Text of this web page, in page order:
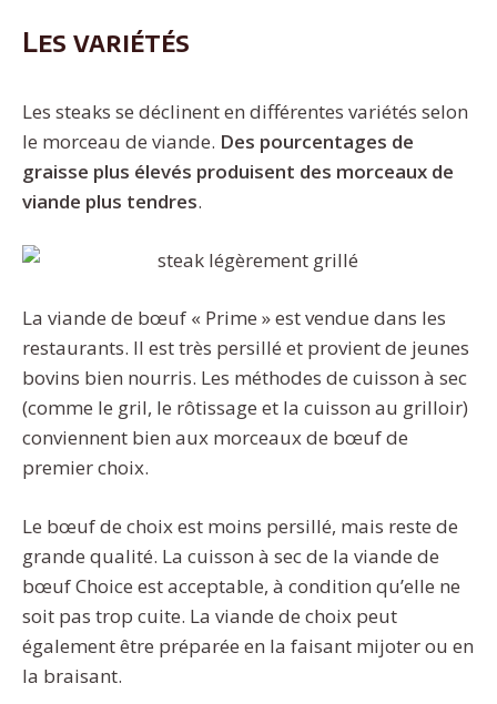
Les variétés
Les steaks se déclinent en différentes variétés selon
le morceau de viande. Des pourcentages de
graisse plus élevés produisent des morceaux de
viande plus tendres.
La viande de bœuf « Prime » est vendue dans les
restaurants. Il est très persillé et provient de jeunes
bovins bien nourris. Les méthodes de cuisson à sec
(comme le gril, le rôtissage et la cuisson au grilloir)
conviennent bien aux morceaux de bœuf de
premier choix.
Le bœuf de choix est moins persillé, mais reste de
grande qualité. La cuisson à sec de la viande de
bœuf Choice est acceptable, à condition qu’elle ne
soit pas trop cuite. La viande de choix peut
également être préparée en la faisant mijoter ou en
la braisant.